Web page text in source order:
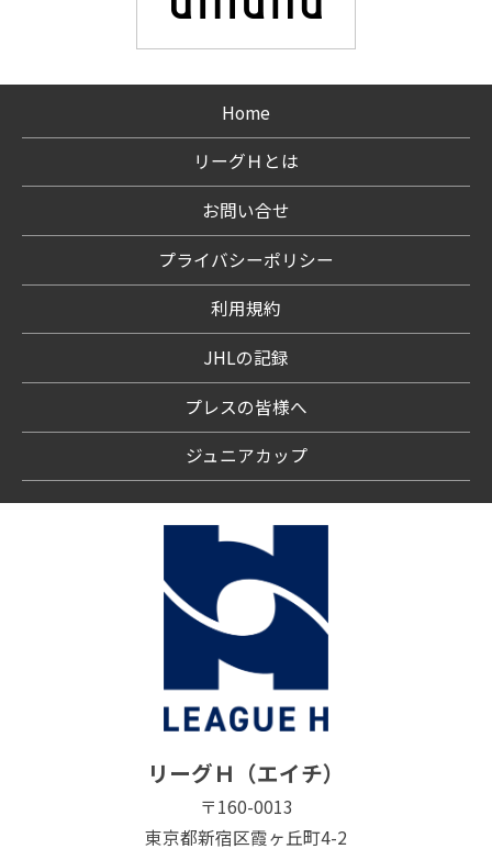
Home
リーグＨとは
お問い合せ
プライバシーポリシー
利用規約
JHLの記録
プレスの皆様へ
ジュニアカップ
リーグＨ（エイチ）
〒160-0013
東京都新宿区霞ヶ丘町4-2